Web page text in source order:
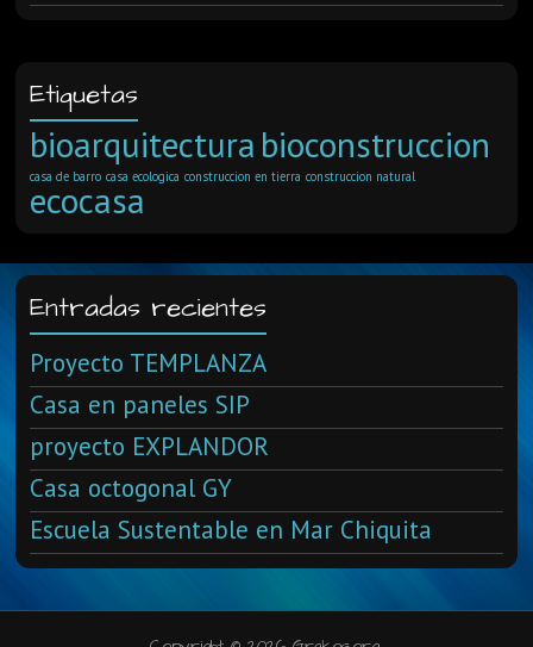
Etiquetas
bioarquitectura bioconstruccion
casa de barro casa ecologica construccion en tierra construccion natural
ecocasa
Entradas recientes
Proyecto TEMPLANZA
Casa en paneles SIP
proyecto EXPLANDOR
Casa octogonal GY
Escuela Sustentable en Mar Chiquita